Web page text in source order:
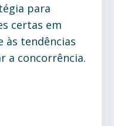
para
certas em
às tendências
a concorrência.